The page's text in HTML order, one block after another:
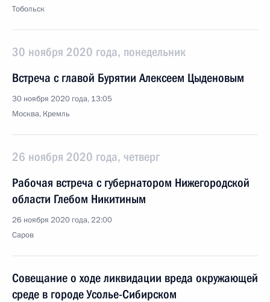
Тобольск
30 ноября 2020 года, понедельник
Встреча с главой Бурятии Алексеем Цыденовым
30 ноября 2020 года, 13:05
Москва, Кремль
26 ноября 2020 года, четверг
Рабочая встреча с губернатором Нижегородской
области Глебом Никитиным
26 ноября 2020 года, 22:00
Саров
Совещание о ходе ликвидации вреда окружающей
среде в городе Усолье-Сибирском